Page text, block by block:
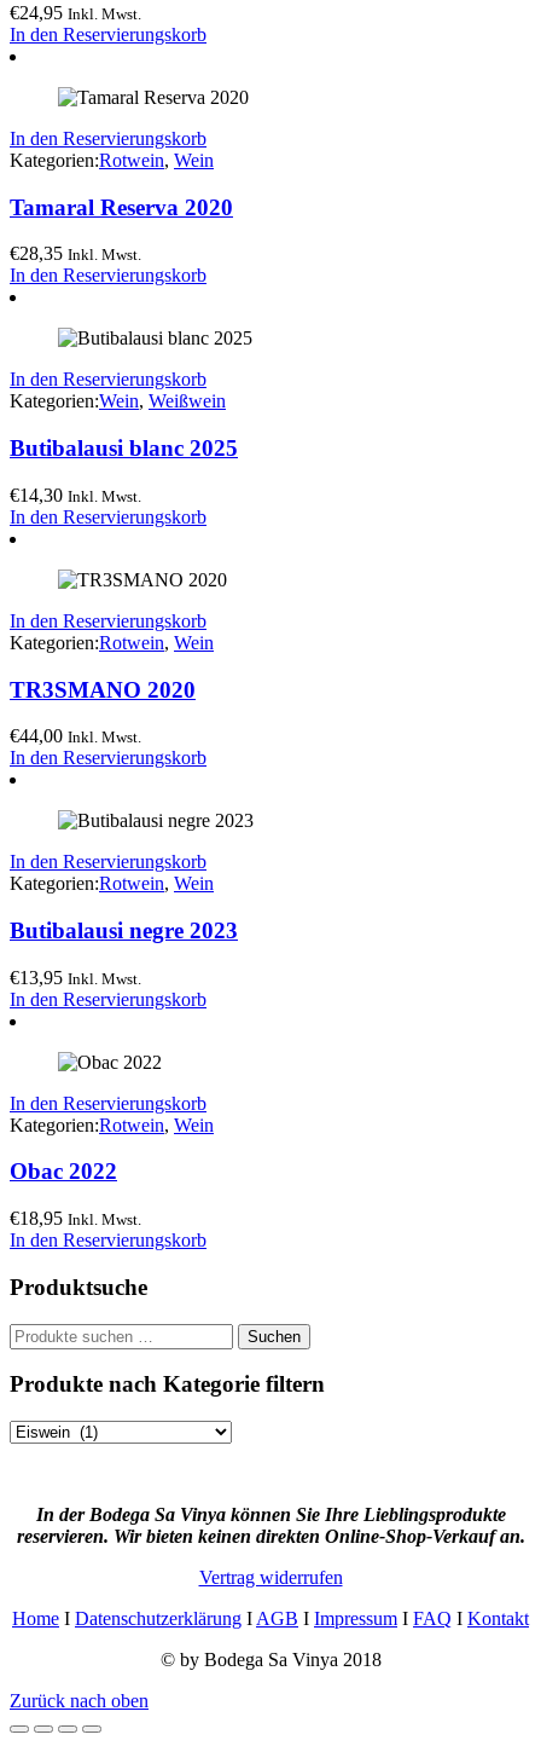
€24,95 Inkl. Mwst.
In den Reservierungskorb
In den Reservierungskorb
Kategorien:Rotwein, Wein
Tamaral Reserva 2020
€28,35 Inkl. Mwst.
In den Reservierungskorb
In den Reservierungskorb
Kategorien:Wein, Weißwein
Butibalausi blanc 2025
€14,30 Inkl. Mwst.
In den Reservierungskorb
In den Reservierungskorb
Kategorien:Rotwein, Wein
TR3SMANO 2020
€44,00 Inkl. Mwst.
In den Reservierungskorb
In den Reservierungskorb
Kategorien:Rotwein, Wein
Butibalausi negre 2023
€13,95 Inkl. Mwst.
In den Reservierungskorb
In den Reservierungskorb
Kategorien:Rotwein, Wein
Obac 2022
€18,95 Inkl. Mwst.
In den Reservierungskorb
Produktsuche
Suchen
nach:
Suchen
Produkte nach Kategorie filtern
In der Bodega Sa Vinya können Sie Ihre Lieblingsprodukte
reservieren. Wir bieten keinen direkten Online-Shop-Verkauf an.
Vertrag widerrufen
Home I Datenschutzerklärung I AGB I Impressum I FAQ I Kontakt
© by Bodega Sa Vinya 2018
Zurück nach oben